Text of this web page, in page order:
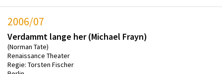
2006/07
Verdammt lange her (Michael Frayn)
(Norman Tate)
Renaissance Theater
Regie: Torsten Fischer